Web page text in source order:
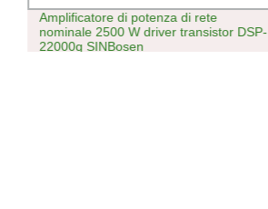
Amplificatore di potenza di rete
nominale 2500 W driver transistor DSP-
22000q SINBosen